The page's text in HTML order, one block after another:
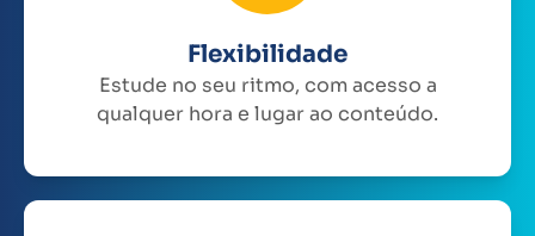
Flexibilidade
Estude no seu ritmo, com acesso a
qualquer hora e lugar ao conteúdo.